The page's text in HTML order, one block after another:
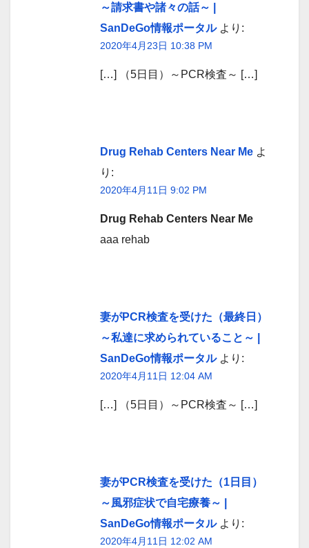
～請求書や諸々の話～ |
SanDeGo情報ポータル より:
2020年4月23日 10:38 PM
[…] （5日目）～PCR検査～ […]
Drug Rehab Centers Near Me よ
り:
2020年4月11日 9:02 PM
Drug Rehab Centers Near Me
aaa rehab
妻がPCR検査を受けた（最終日）
～私達に求められていること～ |
SanDeGo情報ポータル より:
2020年4月11日 12:04 AM
[…] （5日目）～PCR検査～ […]
妻がPCR検査を受けた（1日目）
～風邪症状で自宅療養～ |
SanDeGo情報ポータル より:
2020年4月11日 12:02 AM